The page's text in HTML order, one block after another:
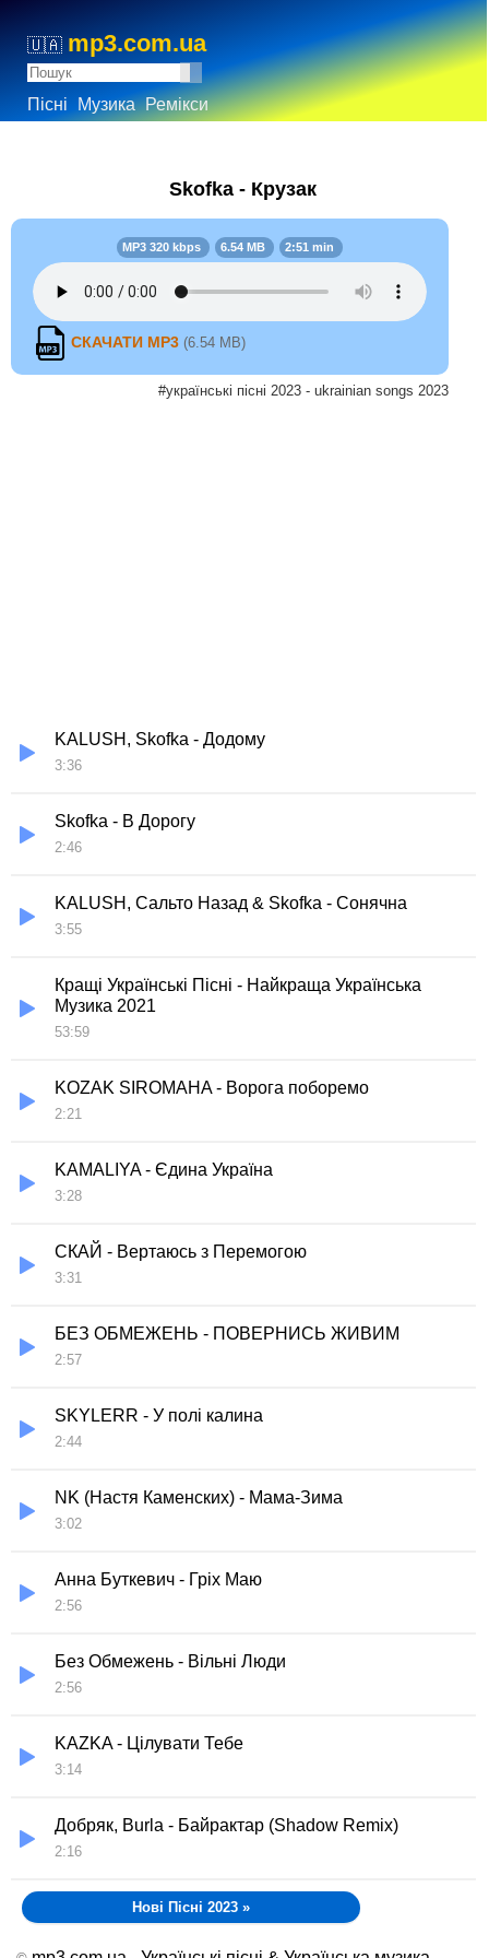
🇺🇦 mp3.com.ua
Пісні Музика Ремікси
Skofka - Крузак
MP3 320 kbps 6.54 MB 2:51 min
СКАЧАТИ MP3 (6.54 MB)
#українські пісні 2023 - ukrainian songs 2023
KALUSH, Skofka - Додому
3:36
Skofka - В Дорогу
2:46
KALUSH, Сальто Назад & Skofka - Сонячна
3:55
Кращі Українські Пісні - Найкраща Українська
Музика 2021
53:59
KOZAK SIROMAHA - Ворога поборемо
2:21
KAMALIYA - Єдина Україна
3:28
СКАЙ - Вертаюсь з Перемогою
3:31
БЕЗ ОБМЕЖЕНЬ - ПОВЕРНИСЬ ЖИВИМ
2:57
SKYLERR - У полі калина
2:44
NK (Настя Каменских) - Мама-Зима
3:02
Анна Буткевич - Гріх Маю
2:56
Без Обмежень - Вільні Люди
2:56
KAZKA - Цілувати Тебе
3:14
Добряк, Burla - Байрактар (Shadow Remix)
2:16
Нові Пісні 2023 »